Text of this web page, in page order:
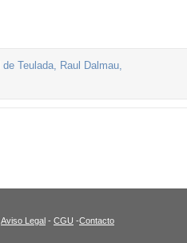
Aviso Legal - CGU -Contacto